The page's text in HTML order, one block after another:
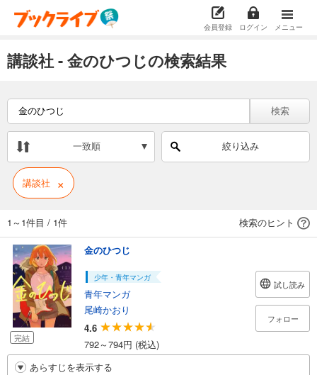
会員登録 ログイン メニュー
講談社 - 金のひつじの検索結果
検索
一致順 絞り込み
講談社 ×
1～1件目 / 1件 検索のヒント
完結
金のひつじ
少年・青年マンガ
青年マンガ
尾崎かおり
4.6
792～794円 (税込)
試し読み
フォロー
あらすじを表示する